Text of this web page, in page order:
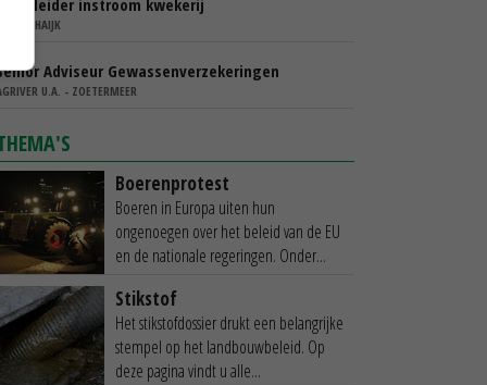
Teamleider instroom kwekerij
IBN - SCHAIJK
Adviseur Gewassenverzekeringen
U.A. - ZOETERMEER
Boerenprotest
Boeren in Europa uiten hun
ongenoegen over het beleid van de EU
en de nationale regeringen. Onder...
Stikstof
Het stikstofdossier drukt een belangrijke
stempel op het landbouwbeleid. Op
deze pagina vindt u alle...